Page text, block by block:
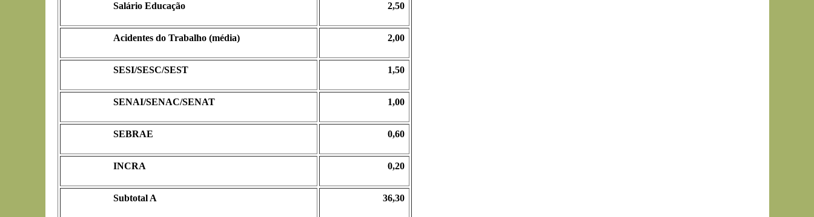
Salário Educação 2,50
Acidentes do Trabalho (média) 2,00
SESI/SESC/SEST 1,50
SENAI/SENAC/SENAT 1,00
SEBRAE 0,60
INCRA 0,20
Subtotal A 36,30